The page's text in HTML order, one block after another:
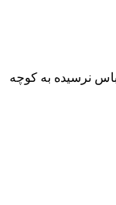
نرسیده به کوچه